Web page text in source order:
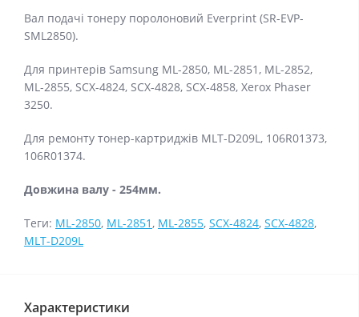
Вал подачі тонеру поролоновий Everprint (SR-EVP-
SML2850).
Для принтерів Samsung ML-2850, ML-2851, ML-2852,
ML-2855, SCX-4824, SCX-4828, SCX-4858, Xerox Phaser
3250.
Для ремонту тонер-картриджів MLT-D209L, 106R01373,
106R01374.
Довжина валу - 254мм.
Теги: ML-2850, ML-2851, ML-2855, SCX-4824, SCX-4828,
MLT-D209L
Характеристики